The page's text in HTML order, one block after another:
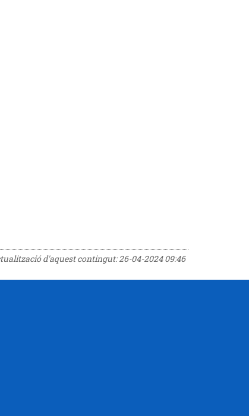
d'aquest contingut:26-04-2024 09:46